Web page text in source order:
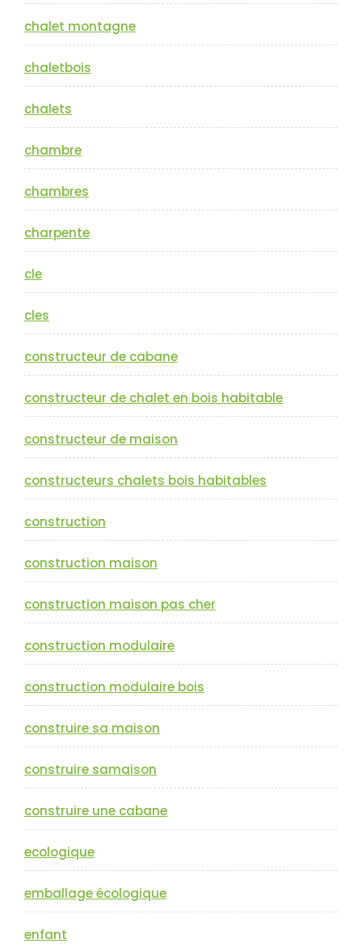
chalet montagne
chaletbois
chalets
chambre
chambres
charpente
cle
cles
constructeur de cabane
constructeur de chalet en bois habitable
constructeur de maison
constructeurs chalets bois habitables
construction
construction maison
construction maison pas cher
construction modulaire
construction modulaire bois
construire sa maison
construire samaison
construire une cabane
ecologique
emballage écologique
enfant